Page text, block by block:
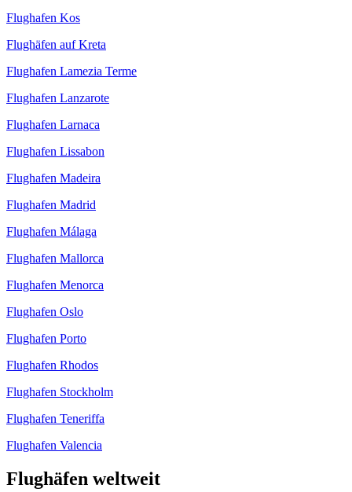
Flughafen Kos
Flughäfen auf Kreta
Flughafen Lamezia Terme
Flughafen Lanzarote
Flughafen Larnaca
Flughafen Lissabon
Flughafen Madeira
Flughafen Madrid
Flughafen Málaga
Flughafen Mallorca
Flughafen Menorca
Flughafen Oslo
Flughafen Porto
Flughafen Rhodos
Flughafen Stockholm
Flughafen Teneriffa
Flughafen Valencia
Flughäfen weltweit